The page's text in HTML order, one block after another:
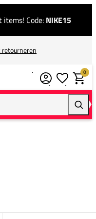
Code: NIKE15
retourneren
0